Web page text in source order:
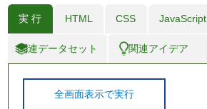
実 行 HTML CSS JavaScript
関連データセット 関連アイデア
全画面表示で実行